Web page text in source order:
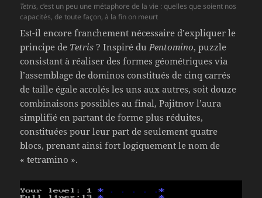
Tetris, c’est un peu une métaphore de la vie : quelles que soient nos
capacités, de toute façon, à la fin on meurt
Est-il encore franchement nécessaire d’expliquer le
principe de Tetris ? Inspiré du Pentomino, puzzle
consistant à réaliser des formes géométriques via
l’assemblage de dominos constitués de cinq carrés
de taille égale accolés les uns aux autres, soit douze
combinaisons possibles au final, Pajitnov l’aura
simplifié en partant de forme plus réduites,
constituées pour leur part de seulement quatre
blocs, prenant ainsi fort logiquement le nom de
« tetramino ».